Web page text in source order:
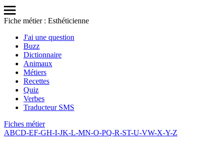
Fiche métier : Esthéticienne
J'ai une question
Buzz
Dictionnaire
Animaux
Métiers
Recettes
Quiz
Verbes
Traducteur SMS
Fiches métier
ABCD-EF-GH-I-JK-L-MN-O-PQ-R-ST-U-VW-X-Y-Z